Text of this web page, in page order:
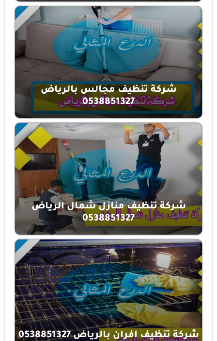
شركة تنظيف مجالس بالرياض
0538851327
شركة تنظيف منازل شمال الرياض
0538851327
شركة تنظيف افران بالرياض 0538851327